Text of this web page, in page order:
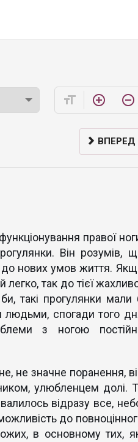
format_size add_circle_outline remove_circle_outline
ВПЕРЕД
правої
Він розумів,
до нових умов життя.
так до тієї
такі прогулянки мали
людьми, спогади того
з ногою
не значне поранення,
улюбленцем долі.
відразу все,
до
в основному тих,